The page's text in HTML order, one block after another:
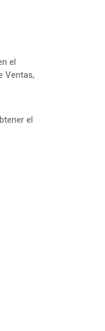
el
Ventas,
el